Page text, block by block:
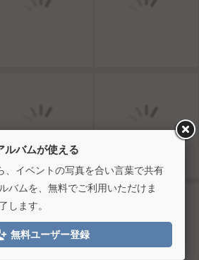
ルバムが使える
、イベントの写真を合い言葉で共有
バムを、無料でご利用いただけま
します。
無料ユーザー登録